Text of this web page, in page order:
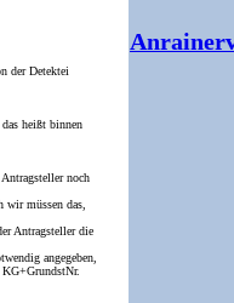
der Detektei
heißt binnen
noch
wir müssen das,
Antragsteller die
angegeben,